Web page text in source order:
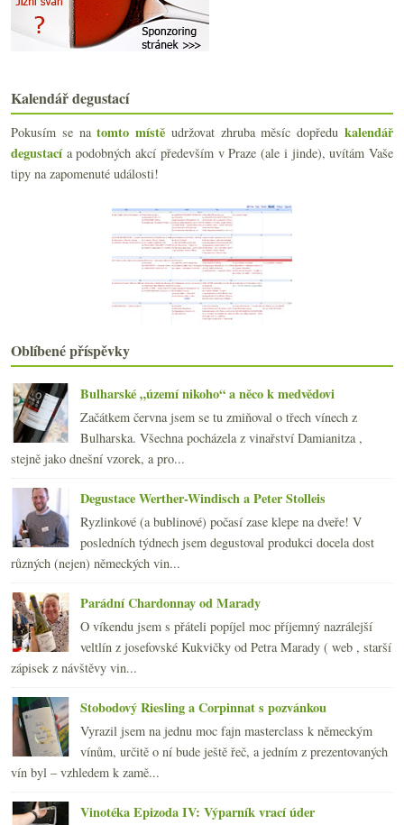
Velké modré z Egeru
Clos du Jaugueyron aneb stará škola Bordeaux
Bojanovský sklep Uherek a Frankovka od Springera
Barolo a Bernety aneb hospodské úlovky
Směr dovolená…
Parádní frankovka a dvě další lehčí červená
Naturální novinky z Francie u Fajšmekra
Zemřel Libor Ševčík
4x Cava od supermarketovky po speciality
(19)
► března(21)
►února(21)
►ledna
►2015(251)
►2014(254)
► 2013 (249)
2012
2011 (252)
►2010(249)
►2009(249)
►2008(270)
►2007(108)
Kalendář degustací
Pokusím se natomto místě udržovat zhruba měsíc dopředukalendář
degustacía podobných akcí především v Praze (ale i jinde), uvítám Vaše
tipy na zapomenuté události!
Oblíbené příspěvky
Bulharské „území nikoho“ a něco k medvědovi
Začátkem června jsem se tu zmiňoval o třech vínech z
Bulharska. Všechna pocházela z vinařství Damianitza ,
stejně jako dnešní vzorek, a pro...
Degustace Werther-Windisch a Peter Stolleis
Ryzlinkové (a bublinové) počasí zase klepe na dveře! V
posledních týdnech jsem degustoval produkci docela dost
různých (nejen) německých vin...
Parádní Chardonnay od Marady
O víkendu jsem s přáteli popíjel moc příjemný nazrálejší
veltlín z josefovské Kukvičky od Petra Marady ( web , starší
zápisek z návštěvy vin...
Stobodový Riesling a Corpinnat s pozvánkou
Vyrazil jsem na jednu moc fajn masterclass k německým
vínům, určitě o ní bude ještě řeč, a jedním z prezentovaných
vín byl – vzhledem k zamě...
Vinotéka Epizoda IV: Výparník vrací úder